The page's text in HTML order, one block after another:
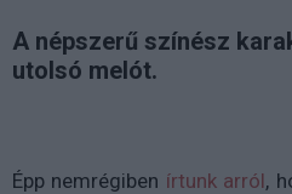
A népszerű színész
utolsó melót.
Épp nemrégiben írtunk arról,